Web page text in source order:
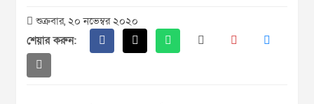
শুক্রবার, ২০ নভেম্বর ২০২০
শেয়ার করুন: